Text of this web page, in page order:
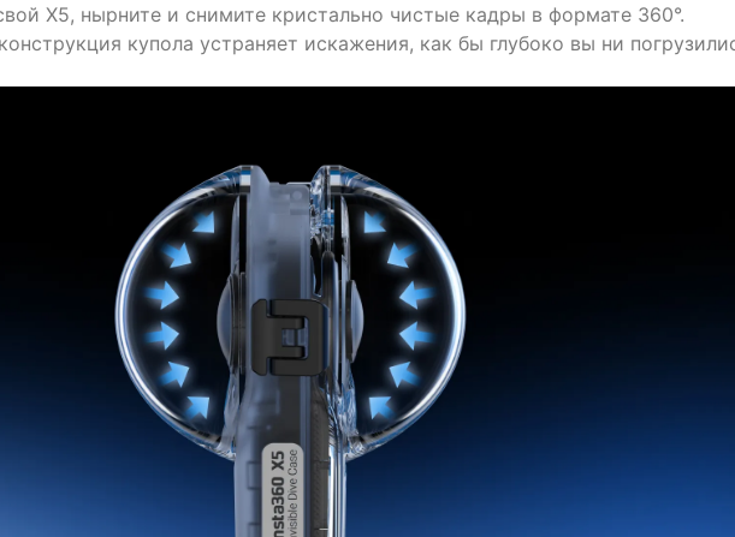
X5, нырните и снимите кристально чистые кадры в формате 360°.
купола устраняет искажения, как бы глубоко вы ни